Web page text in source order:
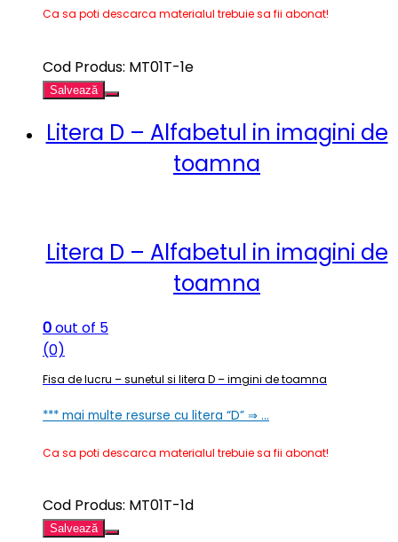
Ca sa poti descarca materialul trebuie sa fii abonat!
Cod Produs: MT01T-1e
Salvează
Litera D – Alfabetul in imagini de
toamna
Litera D – Alfabetul in imagini de
toamna
0out of 5
(0)
Fisa de lucru – sunetul si litera D – imgini de toamna
*** mai multe resurse cu litera “D” ⇒ …
Ca sa poti descarca materialul trebuie sa fii abonat!
Cod Produs: MT01T-1d
Salvează